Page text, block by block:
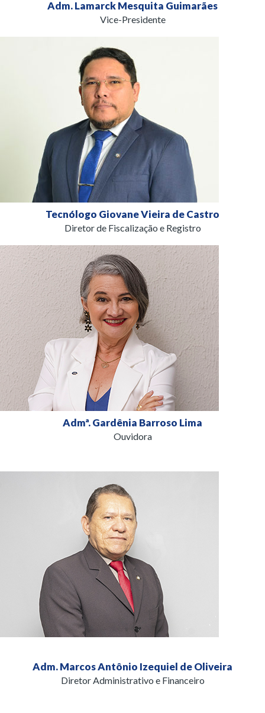
Adm. Lamarck Mesquita Guimarães
Vice-Presidente
Tecnólogo Giovane Vieira de Castro
Diretor de Fiscalização e Registro
Admª. Gardênia Barroso Lima
Ouvidora
Adm. Marcos Antônio Izequiel de Oliveira
Diretor Administrativo e Financeiro